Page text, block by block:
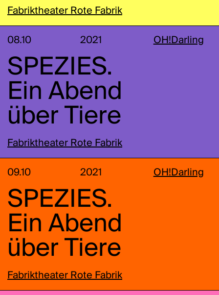
Fabriktheater Rote Fabrik
08.10 2021 OH!Darling
SPEZIES.
Ein Abend
über Tiere
Fabriktheater Rote Fabrik
09.10 2021 OH!Darling
SPEZIES.
Ein Abend
über Tiere
Fabriktheater Rote Fabrik